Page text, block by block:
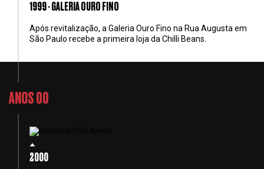
1999 - GALERIA OURO FINO
Após revitalização, a Galeria Ouro Fino na Rua Augusta em
São Paulo recebe a primeira loja da Chilli Beans.
ANOS 00
2000